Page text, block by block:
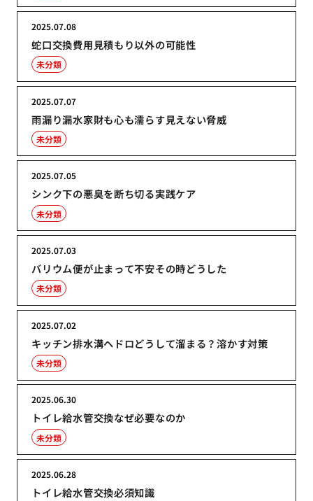
蛇口交換費用見積もり以外の可能性
2025.07.08
未分類
雨漏り漏水家財も心も濡らす見えない脅威
2025.07.07
未分類
シンク下の悪臭を断ち切る実践ケア
2025.07.05
未分類
バリウム便が止まって不安その時どうした
2025.07.03
未分類
キッチン排水溝ヘドロどうして溜まる？溶かす対策
2025.07.02
未分類
トイレ給水管交換なぜ必要なのか
2025.06.30
未分類
トイレ給水管交換必須知識
2025.06.28